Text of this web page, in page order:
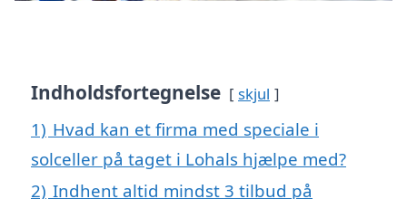
Indholdsfortegnelse skjul
1) Hvad kan et firma med speciale i
solceller på taget i Lohals hjælpe med?
2) Indhent altid mindst 3 tilbud på